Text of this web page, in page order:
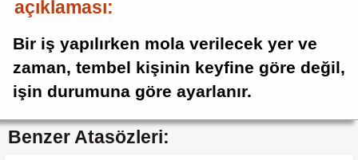
açıklaması:
Bir iş yapılırken mola verilecek yer ve
zaman, tembel kişinin keyfine göre değil,
işin durumuna göre ayarlanır.
Benzer Atasözleri: